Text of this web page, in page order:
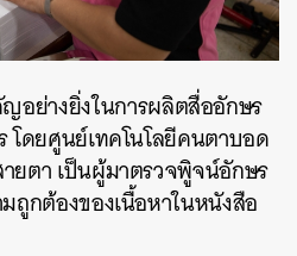
อย่างยิ่งในการผลิตสื่ออักษร
โดยศูนย์เทคโนโลยีคนตาบอด
ยตา เป็นผู้มาตรวจพิูจน์อักษร
ถูกต้องของเนื้อหาในหนังสือ